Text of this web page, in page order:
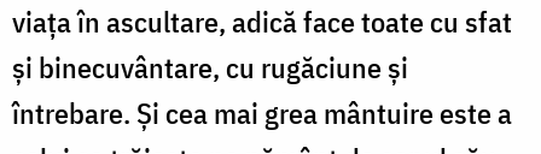
viaţa în ascultare, adică face toate cu sfat
şi binecuvântare, cu rugăciune şi
întrebare. Şi cea mai grea mântuire este a